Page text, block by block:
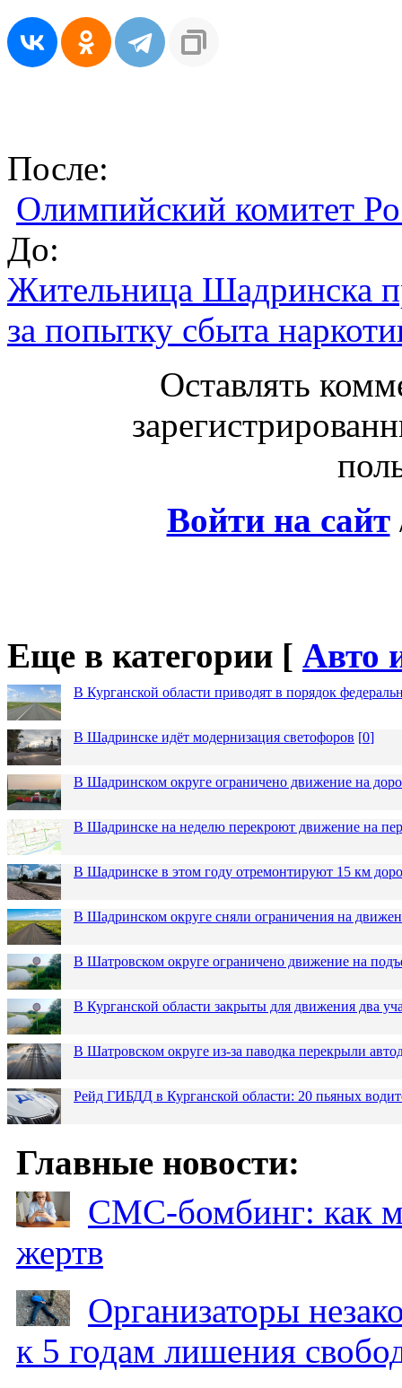
После:
Олимпийский комитет
До:
Жительница Шадринска
за попытку сбыта
Оставлять
Войти на сайт
Еще в категории [ Авто
В Курганской области приводят в порядок
В Шадринске идёт модернизация светофоров [0]
В Шадринском округе ограничено движение на
В Шадринске на неделю перекроют движение на
В Шадринске в этом году отремонтируют 15 км
В Шадринском округе сняли ограничения на
В Шатровском округе ограничено движение на
В Курганской области закрыты для движения два
В Шатровском округе из-за паводка перекрыли
Рейд ГИБДД в Курганской области: 20 пьяных
Главные новости:
СМС-бомбинг: как
жертв
Организаторы
к 5 годам лишения